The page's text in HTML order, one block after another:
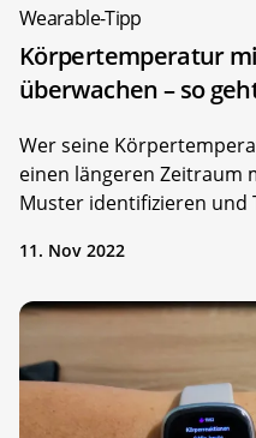
Wearable-Tipp
Körpertemperatur
überwachen – so
Wer seine
einen längeren Zeitraum
Muster identifizieren und
11. Nov 2022